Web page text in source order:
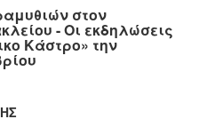
στον
- Οι εκδηλώσεις
Κάστρο» την